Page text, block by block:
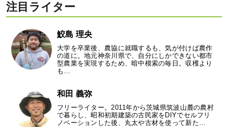
注目ライター
鮫島 理央
大学を卒業後、農協に就職するも、気が付けば農作
の道に。地元神奈川県で、自分にしかできない都市
型農業を実現するため、暗中模索の毎日。収穫より
も…
和田 義弥
フリーライター。2011年から茨城県筑波山麓の農村
で暮らし、昭和初期建築の古民家をDIYでセルフリ
ノベーションした後、丸太や古材を使って新た…